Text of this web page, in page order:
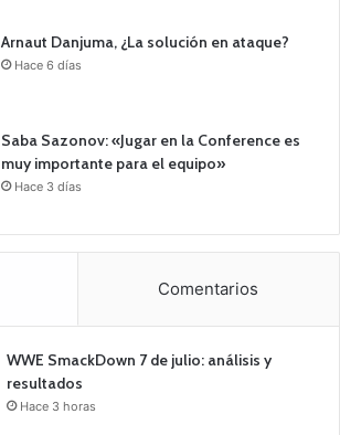
Arnaut Danjuma, ¿La solución en ataque?
Hace 6 días
Saba Sazonov: «Jugar en la Conference es
muy importante para el equipo»
Hace 3 días
Comentarios
WWE SmackDown 7 de julio: análisis y
resultados
Hace 3 horas